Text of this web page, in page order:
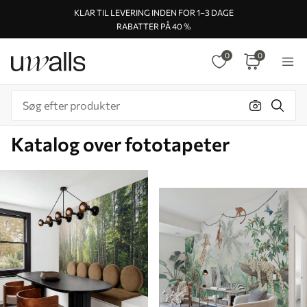
KLAR TIL LEVERING INDEN FOR 1–3 DAGE
RABATTER PÅ 40 %
0 0
Katalog over fototapeter